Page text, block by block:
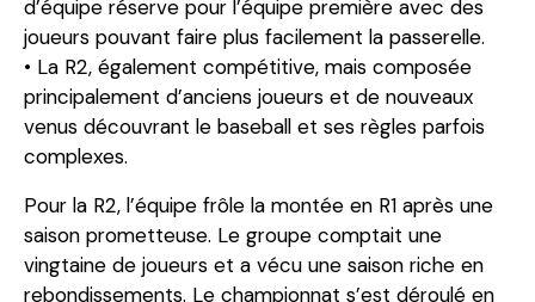
d’équipe réserve pour l’équipe première avec des
joueurs pouvant faire plus facilement la passerelle.
• La R2, également compétitive, mais composée
principalement d’anciens joueurs et de nouveaux
venus découvrant le baseball et ses règles parfois
complexes.
Pour la R2, l’équipe frôle la montée en R1 après une
saison prometteuse. Le groupe comptait une
vingtaine de joueurs et a vécu une saison riche en
rebondissements. Le championnat s’est déroulé en